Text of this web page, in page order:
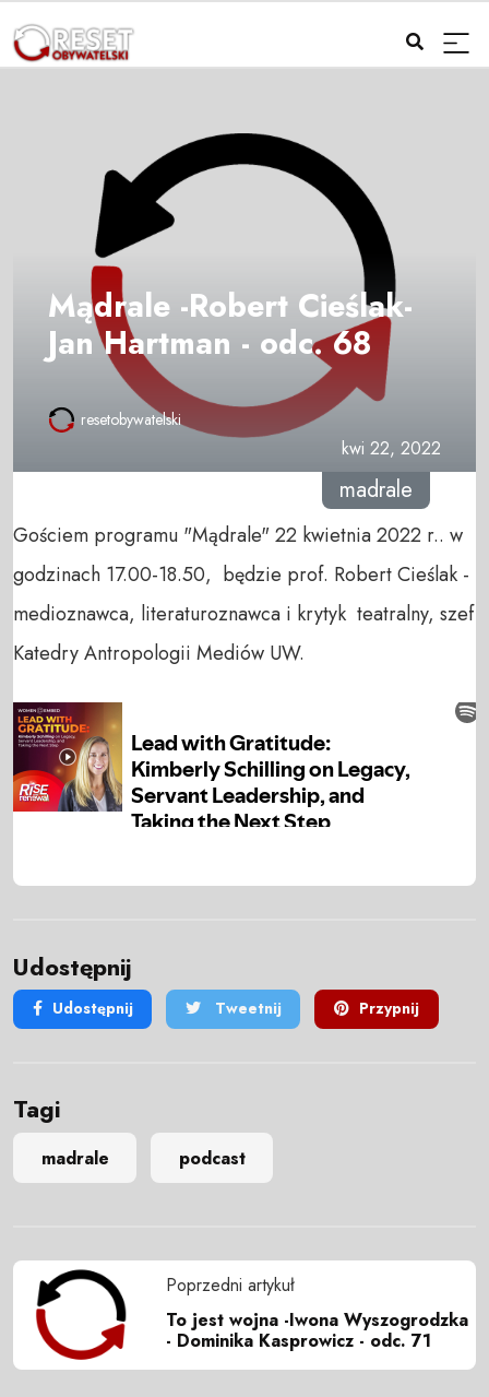
Mądrale -Robert Cieślak-
Jan Hartman - odc. 68
resetobywatelski
kwi 22, 2022
madrale
Gościem programu "Mądrale" 22 kwietnia 2022 r.. w
godzinach 17.00-18.50, będzie prof. Robert Cieślak -
medioznawca, literaturoznawca i krytyk teatralny, szef
Katedry Antropologii Mediów UW.
Udostępnij
Udostępnij Tweetnij Przypnij
Tagi
madrale podcast
Poprzedni artykuł
To jest wojna -Iwona Wyszogrodzka
- Dominika Kasprowicz - odc. 71